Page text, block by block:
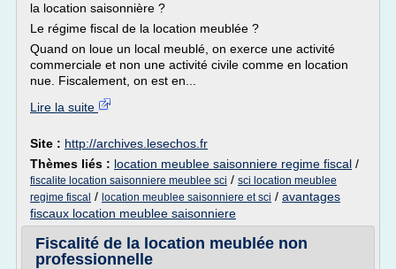
la location saisonnière ?
Le régime fiscal de la location meublée ?
Quand on loue un local meublé, on exerce une activité
commerciale et non une activité civile comme en location
nue. Fiscalement, on est en...
Lire la suite
Site : http://archives.lesechos.fr
Thèmes liés : location meublee saisonniere regime fiscal /
fiscalite location saisonniere meublee sci / sci location meublee
regime fiscal / location meublee saisonniere et sci / avantages
fiscaux location meublee saisonniere
Fiscalité de la location meublée non
professionnelle